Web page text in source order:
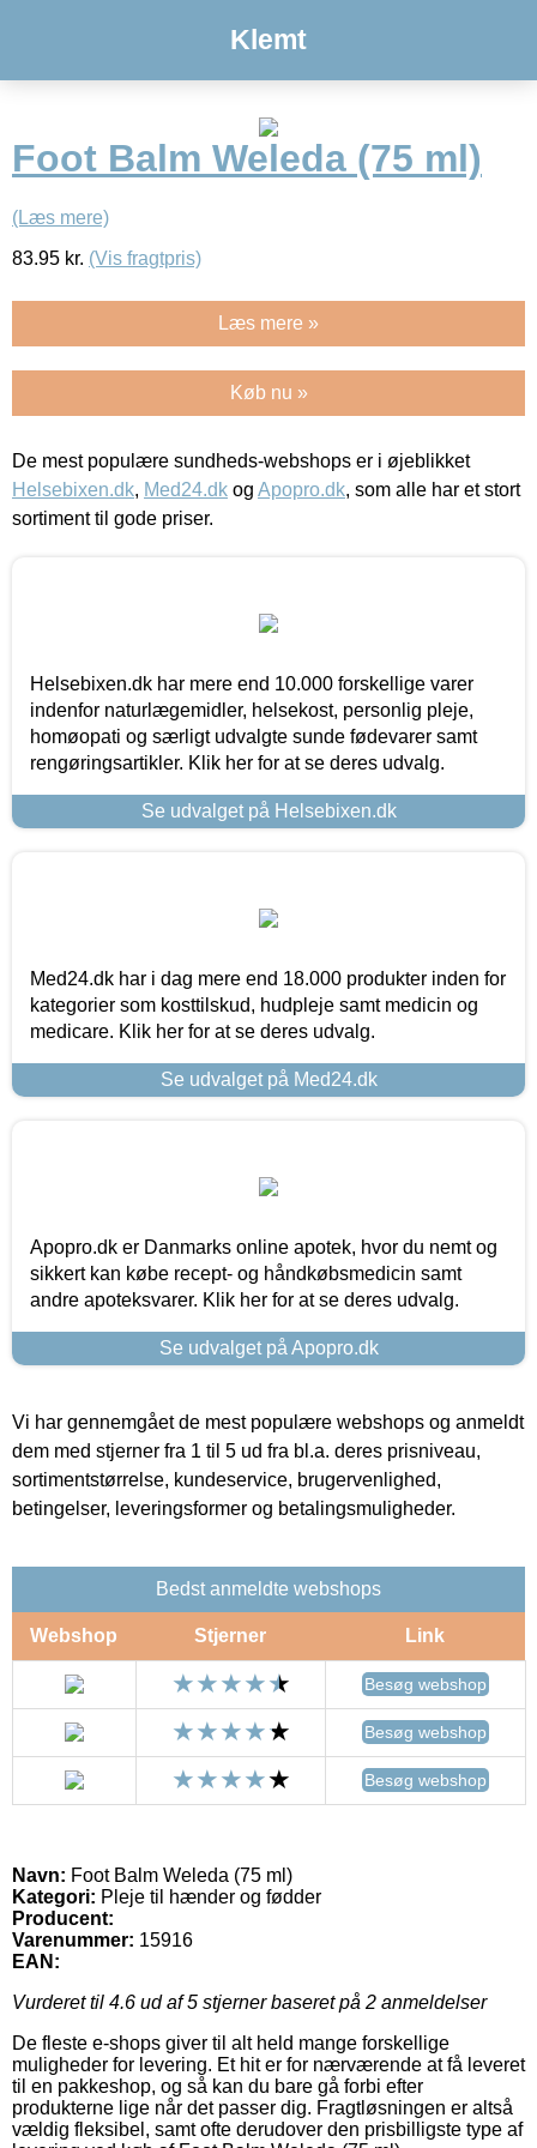
Klemt
Foot Balm Weleda (75 ml)
(Læs mere)
83.95 kr. (Vis fragtpris)
Læs mere »
Køb nu »
De mest populære sundheds-webshops er i øjeblikket
Helsebixen.dk, Med24.dk og Apopro.dk, som alle har et stort
sortiment til gode priser.
Helsebixen.dk har mere end 10.000 forskellige varer
indenfor naturlægemidler, helsekost, personlig pleje,
homøopati og særligt udvalgte sunde fødevarer samt
rengøringsartikler. Klik her for at se deres udvalg.
Se udvalget på Helsebixen.dk
Med24.dk har i dag mere end 18.000 produkter inden for
kategorier som kosttilskud, hudpleje samt medicin og
medicare. Klik her for at se deres udvalg.
Se udvalget på Med24.dk
Apopro.dk er Danmarks online apotek, hvor du nemt og
sikkert kan købe recept- og håndkøbsmedicin samt
andre apoteksvarer. Klik her for at se deres udvalg.
Se udvalget på Apopro.dk
Vi har gennemgået de mest populære webshops og anmeldt
dem med stjerner fra 1 til 5 ud fra bl.a. deres prisniveau,
sortimentstørrelse, kundeservice, brugervenlighed,
betingelser, leveringsformer og betalingsmuligheder.
Bedst anmeldte webshops
Webshop Stjerner Link
Besøg webshop
Besøg webshop
Besøg webshop
Navn: Foot Balm Weleda (75 ml)
Kategori: Pleje til hænder og fødder
Producent:
Varenummer: 15916
EAN:
Vurderet til 4.6 ud af 5 stjerner baseret på 2 anmeldelser
De fleste e-shops giver til alt held mange forskellige
muligheder for levering. Et hit er for nærværende at få leveret
til en pakkeshop, og så kan du bare gå forbi efter
produkterne lige når det passer dig. Fragtløsningen er altså
vældig fleksibel, samt ofte derudover den prisbilligste type af